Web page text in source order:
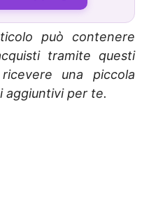
può contenere
tramite questi
una piccola
aggiuntivi per te.